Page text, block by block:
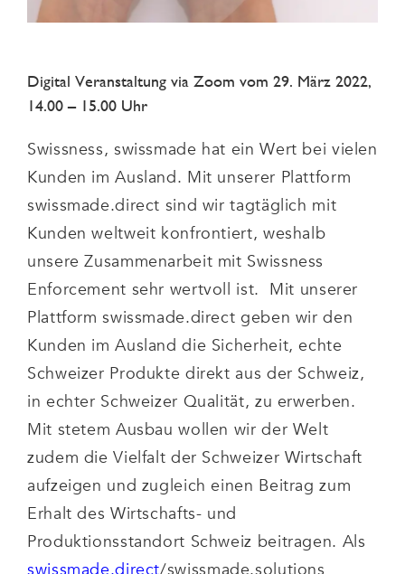
Digital Veranstaltung via Zoom vom 29. März 2022,
14.00 – 15.00 Uhr
Swissness, swissmade hat ein Wert bei vielen
Kunden im Ausland. Mit unserer Plattform
swissmade.direct sind wir tagtäglich mit
Kunden weltweit konfrontiert, weshalb
unsere Zusammenarbeit mit Swissness
Enforcement sehr wertvoll ist. Mit unserer
Plattform swissmade.direct geben wir den
Kunden im Ausland die Sicherheit, echte
Schweizer Produkte direkt aus der Schweiz,
in echter Schweizer Qualität, zu erwerben.
Mit stetem Ausbau wollen wir der Welt
zudem die Vielfalt der Schweizer Wirtschaft
aufzeigen und zugleich einen Beitrag zum
Erhalt des Wirtschafts- und
Produktionsstandort Schweiz beitragen. Als